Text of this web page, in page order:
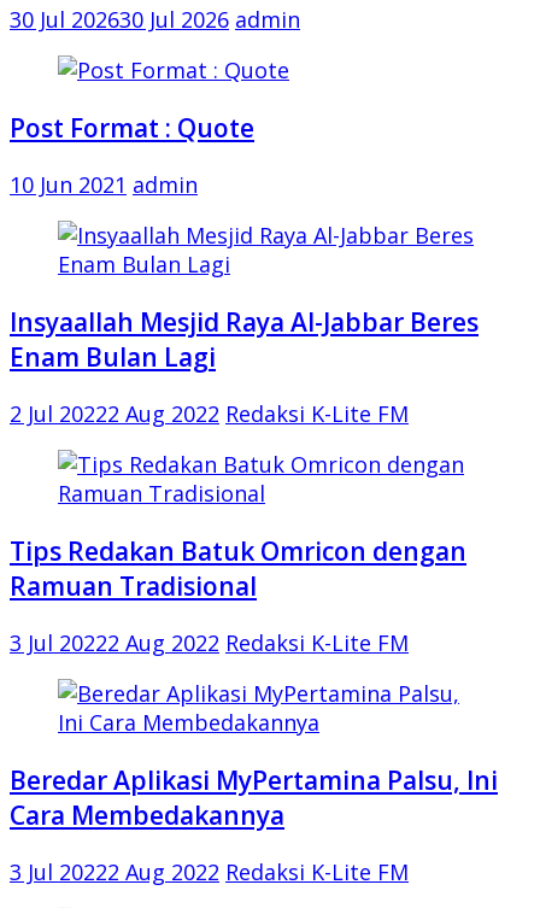
30 Jul 202630 Jul 2026 admin
Post Format : Quote
10 Jun 2021 admin
Insyaallah Mesjid Raya Al-Jabbar Beres
Enam Bulan Lagi
2 Jul 20222 Aug 2022 Redaksi K-Lite FM
Tips Redakan Batuk Omricon dengan
Ramuan Tradisional
3 Jul 20222 Aug 2022 Redaksi K-Lite FM
Beredar Aplikasi MyPertamina Palsu, Ini
Cara Membedakannya
3 Jul 20222 Aug 2022 Redaksi K-Lite FM